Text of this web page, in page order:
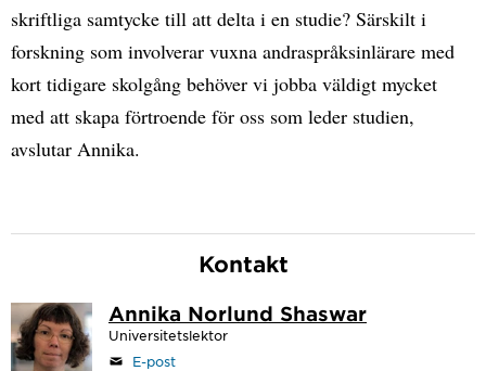
skriftliga samtycke till att delta i en studie? Särskilt i
forskning som involverar vuxna andraspråksinlärare med
kort tidigare skolgång behöver vi jobba väldigt mycket
med att skapa förtroende för oss som leder studien,
avslutar Annika.
Kontakt
Annika Norlund Shaswar
Universitetslektor
E-post